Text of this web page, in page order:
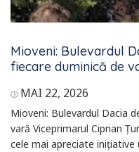
Mioveni: Bulevardul
fiecare duminică de
MAI 22, 2026
Mioveni: Bulevardul Dacia
vară Viceprimarul Ciprian
cele mai apreciate inițiative